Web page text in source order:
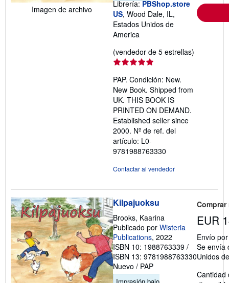
Imagen de archivo
Librería: PBShop.store
US, Wood Dale, IL,
Estados Unidos de
America
(vendedor de 5 estrellas)
PAP. Condición: New.
New Book. Shipped from
UK. THIS BOOK IS
PRINTED ON DEMAND.
Established seller since
2000. Nº de ref. del
artículo: L0-
9781988763330
Contactar al vendedor
Kilpajuoksu
Brooks, Kaarina
Publicado por Wisteria
Publications, 2022
ISBN 10: 1988763339 /
ISBN 13: 9781988763330
Nuevo / PAP
EUR
Envío
Se envía
Unidos
Cantidad